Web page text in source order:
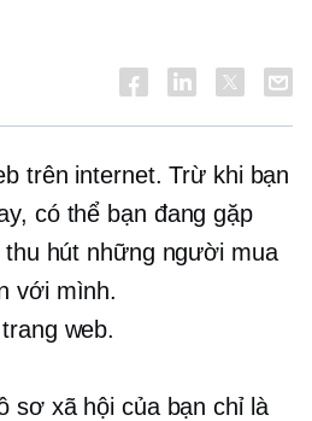
trên internet. Trừ khi bạn
có thể bạn đang gặp
thu hút những người mua
với mình.
trang web.
sơ xã hội của bạn chỉ là